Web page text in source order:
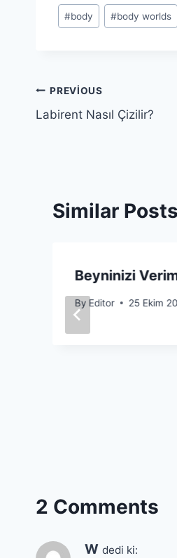
Post
Tags:
#body #body worlds
Yazı
gezinmesi
PREVIOUS
Labirent Nasıl Çizilir?
Similar Posts
Beyninizi
By Editor 25 Ekim
2 Comments
W dedi ki: